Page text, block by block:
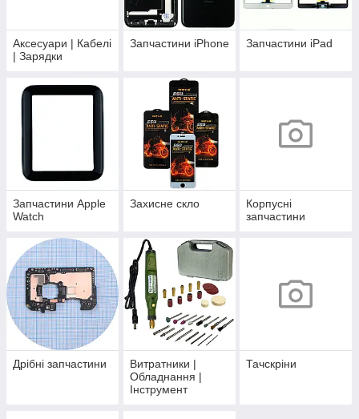
Аксесуари | Кабелі
| Зарядки
Запчастини iPhone Запчастини iPad
Запчастини Apple
Watch
Захисне скло
Корпусні
запчастини
Дрібні запчастини
Витратники |
Обладнання |
Інструмент
Тачскріни